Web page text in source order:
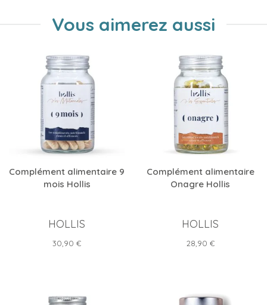
Vous aimerez aussi
Complément alimentaire 9
mois Hollis
HOLLIS
Prix
30,90 €
Complément alimentaire
Onagre Hollis
HOLLIS
Prix
28,90 €